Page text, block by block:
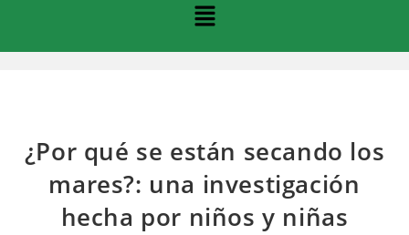
¿Por qué se están secando los
mares?: una investigación
hecha por niños y niñas